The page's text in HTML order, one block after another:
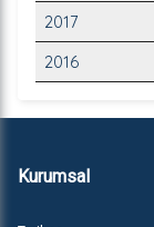
2017
2016
Kurumsal